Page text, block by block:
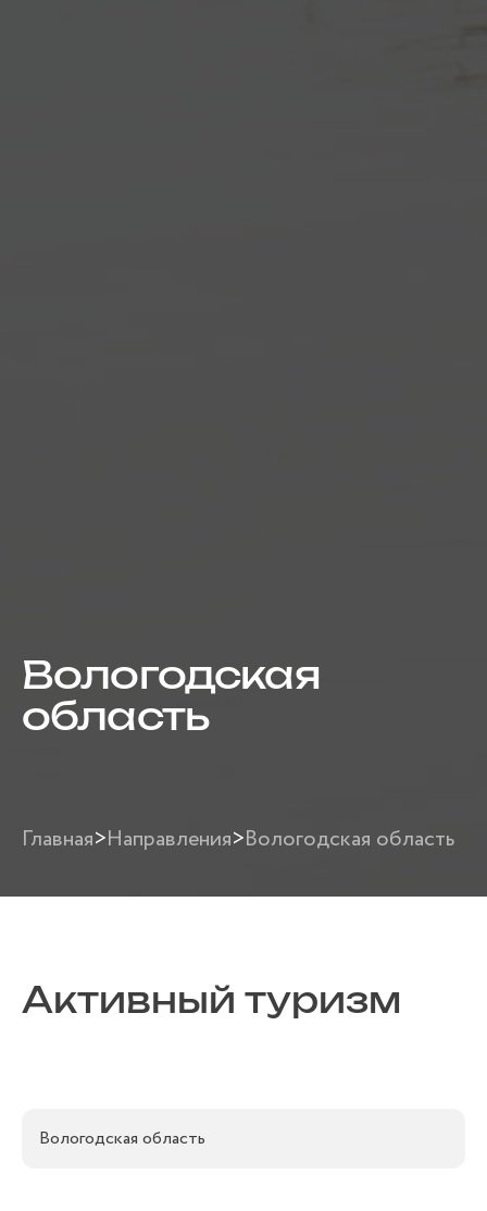
Вологодская
область
Главная>Направления>Вологодская область
Активный туризм
Вологодская область